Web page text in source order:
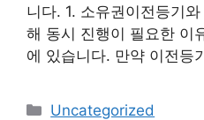
니다. 1. 소유권이전등기
해 동시 진행이 필요한 이
에 있습니다. 만약 이전등
Categories
Uncategorized